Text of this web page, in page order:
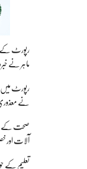
ماہر نے
رپورٹ میں
نے
صحت کے
آلات اور
تعلیم کے